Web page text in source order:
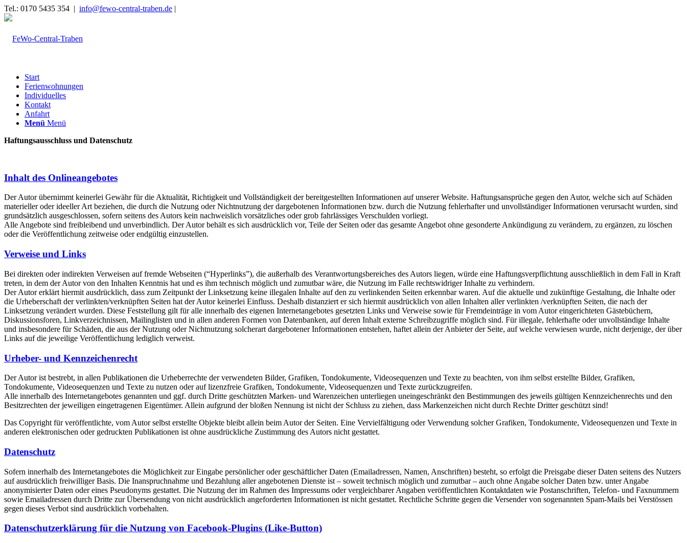
Tel.: 0170 5435 354 | info@fewo-central-traben.de |
Start
Ferienwohnungen
Individuelles
Kontakt
Anfahrt
Menü Menü
Haftungsausschluss und Datenschutz
Inhalt des Onlineangebotes
Der Autor übernimmt keinerlei Gewähr für die Aktualität, Richtigkeit und Vollständigkeit der bereitgestellten Informationen auf unserer Website. Haftungsansprüche gegen den Autor, welche sich auf Schäden
materieller oder ideeller Art beziehen, die durch die Nutzung oder Nichtnutzung der dargebotenen Informationen bzw. durch die Nutzung fehlerhafter und unvollständiger Informationen verursacht wurden, sind
grundsätzlich ausgeschlossen, sofern seitens des Autors kein nachweislich vorsätzliches oder grob fahrlässiges Verschulden vorliegt.
Alle Angebote sind freibleibend und unverbindlich. Der Autor behält es sich ausdrücklich vor, Teile der Seiten oder das gesamte Angebot ohne gesonderte Ankündigung zu verändern, zu ergänzen, zu löschen
oder die Veröffentlichung zeitweise oder endgültig einzustellen.
Verweise und Links
Bei direkten oder indirekten Verweisen auf fremde Webseiten (“Hyperlinks”), die außerhalb des Verantwortungsbereiches des Autors liegen, würde eine Haftungsverpflichtung ausschließlich in dem Fall in Kraft
treten, in dem der Autor von den Inhalten Kenntnis hat und es ihm technisch möglich und zumutbar wäre, die Nutzung im Falle rechtswidriger Inhalte zu verhindern.
Der Autor erklärt hiermit ausdrücklich, dass zum Zeitpunkt der Linksetzung keine illegalen Inhalte auf den zu verlinkenden Seiten erkennbar waren. Auf die aktuelle und zukünftige Gestaltung, die Inhalte oder
die Urheberschaft der verlinkten/verknüpften Seiten hat der Autor keinerlei Einfluss. Deshalb distanziert er sich hiermit ausdrücklich von allen Inhalten aller verlinkten /verknüpften Seiten, die nach der
Linksetzung verändert wurden. Diese Feststellung gilt für alle innerhalb des eigenen Internetangebotes gesetzten Links und Verweise sowie für Fremdeinträge in vom Autor eingerichteten Gästebüchern,
Diskussionsforen, Linkverzeichnissen, Mailinglisten und in allen anderen Formen von Datenbanken, auf deren Inhalt externe Schreibzugriffe möglich sind. Für illegale, fehlerhafte oder unvollständige Inhalte
und insbesondere für Schäden, die aus der Nutzung oder Nichtnutzung solcherart dargebotener Informationen entstehen, haftet allein der Anbieter der Seite, auf welche verwiesen wurde, nicht derjenige, der über
Links auf die jeweilige Veröffentlichung lediglich verweist.
Urheber- und Kennzeichenrecht
Der Autor ist bestrebt, in allen Publikationen die Urheberrechte der verwendeten Bilder, Grafiken, Tondokumente, Videosequenzen und Texte zu beachten, von ihm selbst erstellte Bilder, Grafiken,
Tondokumente, Videosequenzen und Texte zu nutzen oder auf lizenzfreie Grafiken, Tondokumente, Videosequenzen und Texte zurückzugreifen.
Alle innerhalb des Internetangebotes genannten und ggf. durch Dritte geschützten Marken- und Warenzeichen unterliegen uneingeschränkt den Bestimmungen des jeweils gültigen Kennzeichenrechts und den
Besitzrechten der jeweiligen eingetragenen Eigentümer. Allein aufgrund der bloßen Nennung ist nicht der Schluss zu ziehen, dass Markenzeichen nicht durch Rechte Dritter geschützt sind!
Das Copyright für veröffentlichte, vom Autor selbst erstellte Objekte bleibt allein beim Autor der Seiten. Eine Vervielfältigung oder Verwendung solcher Grafiken, Tondokumente, Videosequenzen und Texte in
anderen elektronischen oder gedruckten Publikationen ist ohne ausdrückliche Zustimmung des Autors nicht gestattet.
Datenschutz
Sofern innerhalb des Internetangebotes die Möglichkeit zur Eingabe persönlicher oder geschäftlicher Daten (Emailadressen, Namen, Anschriften) besteht, so erfolgt die Preisgabe dieser Daten seitens des Nutzers
auf ausdrücklich freiwilliger Basis. Die Inanspruchnahme und Bezahlung aller angebotenen Dienste ist – soweit technisch möglich und zumutbar – auch ohne Angabe solcher Daten bzw. unter Angabe
anonymisierter Daten oder eines Pseudonyms gestattet. Die Nutzung der im Rahmen des Impressums oder vergleichbarer Angaben veröffentlichten Kontaktdaten wie Postanschriften, Telefon- und Faxnummern
sowie Emailadressen durch Dritte zur Übersendung von nicht ausdrücklich angeforderten Informationen ist nicht gestattet. Rechtliche Schritte gegen die Versender von sogenannten Spam-Mails bei Verstössen
gegen dieses Verbot sind ausdrücklich vorbehalten.
Datenschutzerklärung für die Nutzung von Facebook-Plugins (Like-Button)